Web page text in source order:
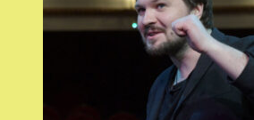
санкции
Машкова
российских